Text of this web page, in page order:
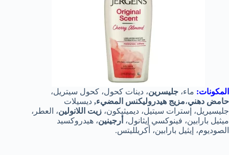
المكونات: ماء، جليسرين، دينات كحول، كحول سيتريل،
حامض دهني،مزيج هيدروليكنس المضيء, ديسيلات
جليسيريل، إسترات سيتيل، ديميثيكون، زيت اللانولين، العطر،
ميثيل بارابين، فينوكسي إيثانول، أرجينين، هيدروكسيد
الصوديوم، إيثيل بارابين، أكريلليتس.